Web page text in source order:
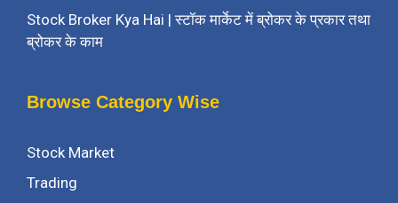
Stock Broker Kya Hai | स्टॉक मार्केट में ब्रोकर के प्रकार तथा
ब्रोकर के काम
Browse Category Wise
Stock Market
Trading